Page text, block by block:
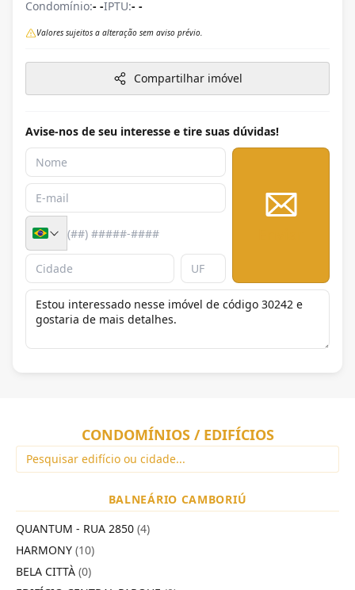
Condomínio:- -IPTU:- -
Valores sujeitos a alteração sem aviso prévio.
Compartilhar imóvel
Avise-nos de seu interesse e tire suas dúvidas!
CONDOMÍNIOS / EDIFÍCIOS
BALNEÁRIO CAMBORIÚ
QUANTUM - RUA 2850 (4)
HARMONY (10)
BELA CITTÀ (0)